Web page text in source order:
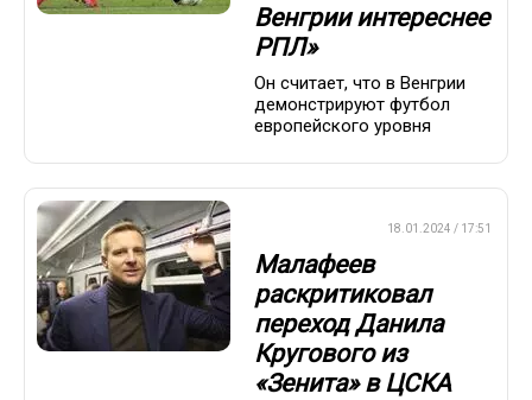
Венгрии интереснее
РПЛ»
Он считает, что в Венгрии
демонстрируют футбол
европейского уровня
18.01.2024 / 17:51
Малафеев
раскритиковал
переход Данила
Кругового из
«Зенита» в ЦСКА